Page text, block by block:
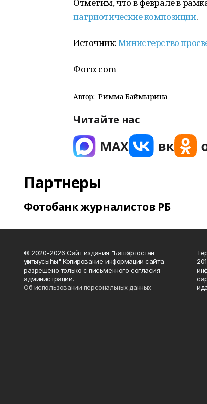
патриотические композиции.
Источник:Министерство
Фото: com
Автор: Римма Баймырҙина
Читайте нас
Партнеры
Фотобанк журналистов РБ
© 2020-2026 Сайт издания "Башҡортостан
уҡытыусыһы" Копирование информации сайта
разрешено только с письменного согласия
администрации.
Об использовании персональных данных